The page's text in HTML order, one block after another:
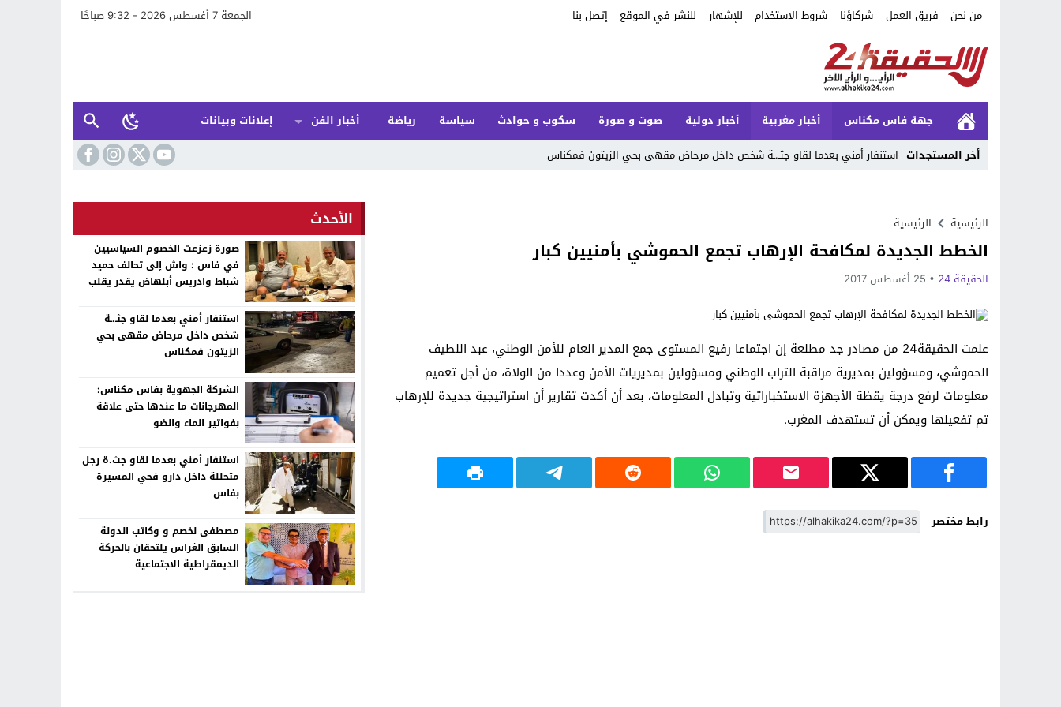
من نحن فريق العمل شركاؤنا شروط الاستخدام للإشهار للنشر في الموقع إتصل بنا الجمعة 7 أغسطس 2026 - 9:32 صباحًا
جهة فاس مكناس أخبار مغربية أخبار دولية صوت و صورة سكوب و حوادث سياسة رياضة أخبار الفن
إعلانات وبيانات
أخر المستجدات استنفار أمني بعدما لقاو جثـ.ـة شخص داخل مرحاض مقهى بحي الزيتون فمكناس
Previous
Next
الرئيسية الرئيسية
الخطط الجديدة لمكافحة الإرهاب تجمع الحموشي بأمنيين كبار
الحقيقة 24 25 أغسطس 2017
علمت الحقيقة24 من مصادر جد مطلعة إن اجتماعا رفيع المستوى جمع المدير العام للأمن الوطني، عبد اللطيف
الحموشي، ومسؤولين بمديرية مراقبة التراب الوطني ومسؤولين بمديريات الأمن وعددا من الولاة، من أجل تعميم
معلومات لرفع درجة يقظة الأجهزة الاستخباراتية وتبادل المعلومات، بعد أن أكدت تقارير أن استراتيجية جديدة للإرهاب
تم تفعيلها ويمكن أن تستهدف المغرب.
رابط مختصر
الأحدث
صورة زعزعت الخصوم السياسيين
في فاس : واش إلى تحالف حميد
شباط وادريس أبلهاض يقدر يقلب
استنفار أمني بعدما لقاو جثـ.ـة
شخص داخل مرحاض مقهى بحي
الزيتون فمكناس
الشركة الجهوية بفاس مكناس:
المهرجانات ما عندها حتى علاقة
بفواتير الماء والضو
استنفار أمني بعدما لقاو جث.ة رجل
متحللة داخل دارو فحي المسيرة
بفاس
مصطفى لخصم و وكاتب الدولة
السابق الغراس يلتحقان بالحركة
الديمقراطية الاجتماعية